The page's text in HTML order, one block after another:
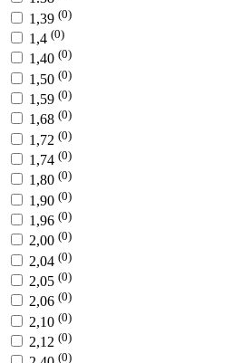
1,39 (0)
1,4 (0)
1,40 (0)
1,50 (0)
1,59 (0)
1,68 (0)
1,72 (0)
1,74 (0)
1,80 (0)
1,90 (0)
1,96 (0)
2,00 (0)
2,04 (0)
2,05 (0)
2,06 (0)
2,10 (0)
2,12 (0)
(0)